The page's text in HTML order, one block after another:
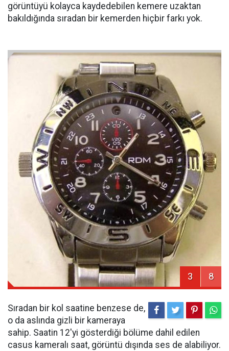
görüntüyü kolayca kaydedebilen kemere uzaktan
bakıldığında sıradan bir kemerden hiçbir farkı yok.
3 8
Sıradan bir kol saatine benzese de,
o da aslında gizli bir kameraya
sahip. Saatin 12'yi gösterdiği bölüme dahil edilen
casus kameralı saat, görüntü dışında ses de alabiliyor.